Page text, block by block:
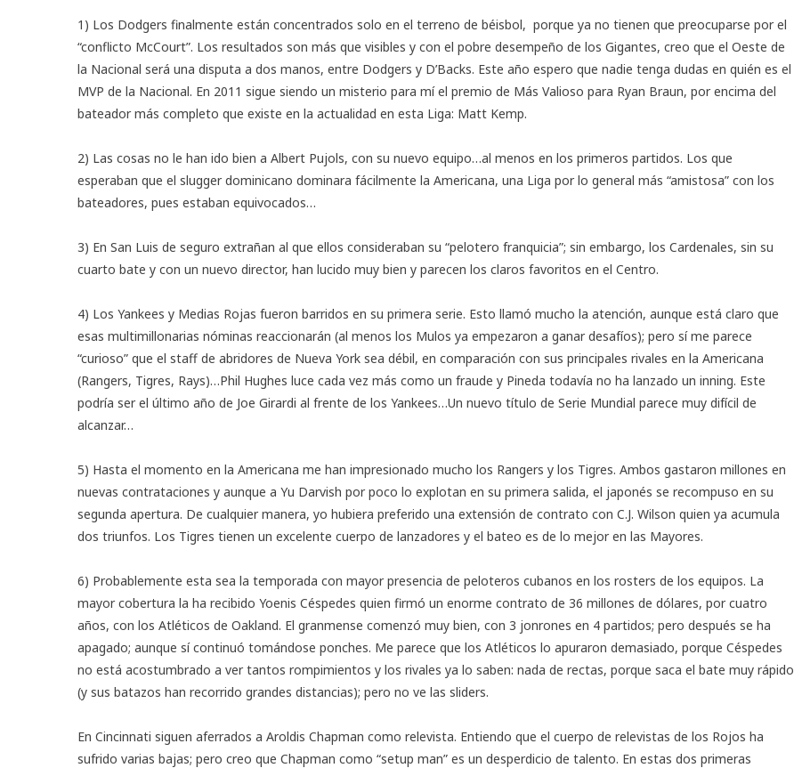
1) Los Dodgers finalmente están concentrados solo en el terreno de béisbol, porque ya no tienen que preocuparse por el
“conflicto McCourt”. Los resultados son más que visibles y con el pobre desempeño de los Gigantes, creo que el Oeste de
la Nacional será una disputa a dos manos, entre Dodgers y D’Backs. Este año espero que nadie tenga dudas en quién es el
MVP de la Nacional. En 2011 sigue siendo un misterio para mí el premio de Más Valioso para Ryan Braun, por encima del
bateador más completo que existe en la actualidad en esta Liga: Matt Kemp.
2) Las cosas no le han ido bien a Albert Pujols, con su nuevo equipo…al menos en los primeros partidos. Los que
esperaban que el slugger dominicano dominara fácilmente la Americana, una Liga por lo general más “amistosa” con los
bateadores, pues estaban equivocados…
3) En San Luis de seguro extrañan al que ellos consideraban su “pelotero franquicia”; sin embargo, los Cardenales, sin su
cuarto bate y con un nuevo director, han lucido muy bien y parecen los claros favoritos en el Centro.
4) Los Yankees y Medias Rojas fueron barridos en su primera serie. Esto llamó mucho la atención, aunque está claro que
esas multimillonarias nóminas reaccionarán (al menos los Mulos ya empezaron a ganar desafíos); pero sí me parece
“curioso” que el staff de abridores de Nueva York sea débil, en comparación con sus principales rivales en la Americana
(Rangers, Tigres, Rays)…Phil Hughes luce cada vez más como un fraude y Pineda todavía no ha lanzado un inning. Este
podría ser el último año de Joe Girardi al frente de los Yankees…Un nuevo título de Serie Mundial parece muy difícil de
alcanzar…
5) Hasta el momento en la Americana me han impresionado mucho los Rangers y los Tigres. Ambos gastaron millones en
nuevas contrataciones y aunque a Yu Darvish por poco lo explotan en su primera salida, el japonés se recompuso en su
segunda apertura. De cualquier manera, yo hubiera preferido una extensión de contrato con C.J. Wilson quien ya acumula
dos triunfos. Los Tigres tienen un excelente cuerpo de lanzadores y el bateo es de lo mejor en las Mayores.
6) Probablemente esta sea la temporada con mayor presencia de peloteros cubanos en los rosters de los equipos. La
mayor cobertura la ha recibido Yoenis Céspedes quien firmó un enorme contrato de 36 millones de dólares, por cuatro
años, con los Atléticos de Oakland. El granmense comenzó muy bien, con 3 jonrones en 4 partidos; pero después se ha
apagado; aunque sí continuó tomándose ponches. Me parece que los Atléticos lo apuraron demasiado, porque Céspedes
no está acostumbrado a ver tantos rompimientos y los rivales ya lo saben: nada de rectas, porque saca el bate muy rápido
(y sus batazos han recorrido grandes distancias); pero no ve las sliders.
En Cincinnati siguen aferrados a Aroldis Chapman como relevista. Entiendo que el cuerpo de relevistas de los Rojos ha
sufrido varias bajas; pero creo que Chapman como “setup man” es un desperdicio de talento. En estas dos primeras